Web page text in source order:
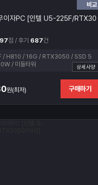
비교
이자PC [인텔 U5-225F/RTX30
97점 / 후기 687건
/ H810 / 16G / RTX3050 / SSD 5
/ 미들타워
상세사양
원(최저) 구매하기